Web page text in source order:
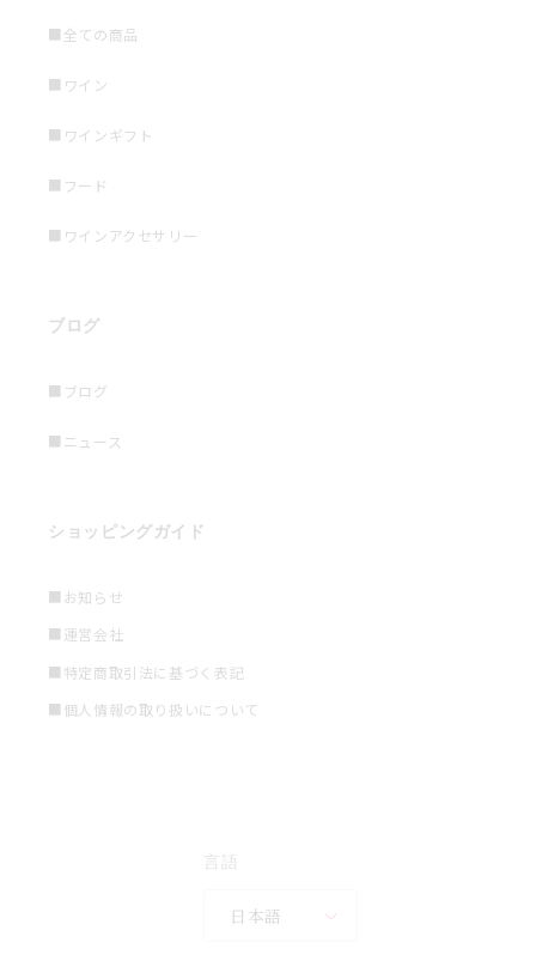
■全ての商品
■ワイン
■ワインギフト
■フード
■ワインアクセサリー
ブログ
■ブログ
■ニュース
ショッピングガイド
■お知らせ
■運営会社
■特定商取引法に基づく表記
■個人情報の取り扱いについて
言語
日本語